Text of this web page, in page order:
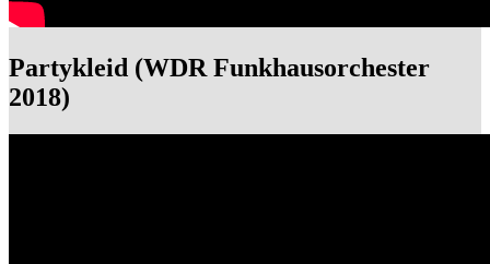
Partykleid (WDR Funkhausorchester
2018)